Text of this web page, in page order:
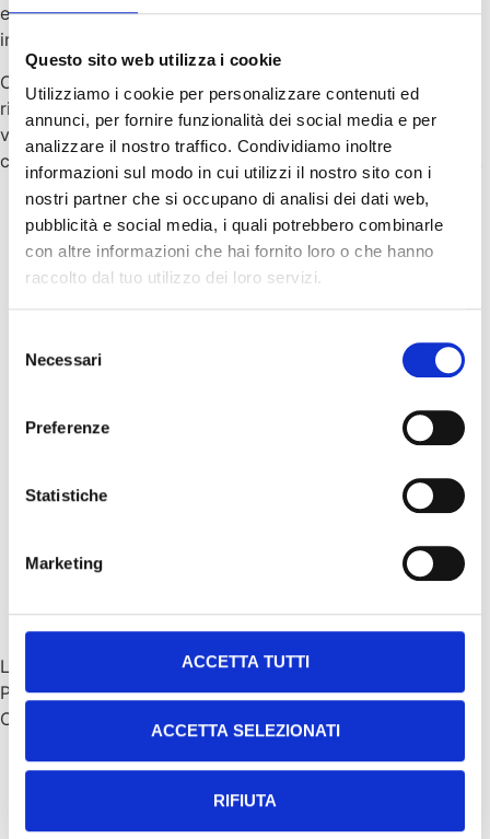
Questo sito web utilizza i cookie
Utilizziamo i cookie per personalizzare contenuti ed
annunci, per fornire funzionalità dei social media e per
analizzare il nostro traffico. Condividiamo inoltre
informazioni sul modo in cui utilizzi il nostro sito con i
nostri partner che si occupano di analisi dei dati web,
pubblicità e social media, i quali potrebbero combinarle
con altre informazioni che hai fornito loro o che hanno
raccolto dal tuo utilizzo dei loro servizi.
delNecessari
Preferenze
Statistiche
Marketing
ACCETTA TUTTI
ACCETTA SELEZIONATI
RIFIUTA
espressione artistica, ma anche come motore culturale e
industriale per il territorio.
Con questo premio, la Fondazione Roberto Valducci
rinnova la volontà di sostenere percorsi di eccellenza e di
valorizzare figure che, con il proprio lavoro,
contribuiscono ad arricchire il panorama culturale italiano.
La nostra presidente Alessia Valducci e la vincitrice del
Premio Fondazione Roberto Valducci 2026 Valentina
Cenni.